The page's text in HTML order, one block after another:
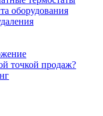
оборудования
точкой продаж?